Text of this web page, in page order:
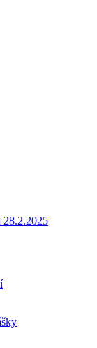
28.2.2025